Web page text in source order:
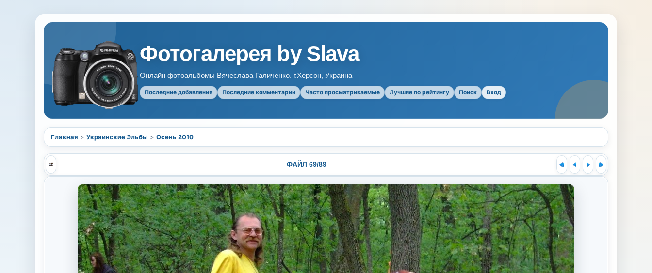
Фотогалерея by Slava
Онлайн фотоальбомы Вячеслава Галиченко. г.Херсон, Украина
Последние добавления Последние комментарии Часто просматриваемые Лучшие по рейтингу Поиск Вход
Главная > Украинские Эльбы > Осень 2010
ФАЙЛ 69/89